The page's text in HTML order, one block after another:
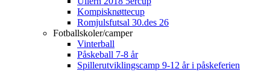
Kompisknøttecup
Romjulsfutsal 30.des 26
Fotballskoler/camper
Vinterball
Påskeball 7-8 år
Spillerutviklingscamp 9-12 år i påskeferien